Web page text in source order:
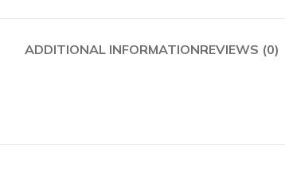
ADDITIONAL INFORMATIONREVIEWS (0)